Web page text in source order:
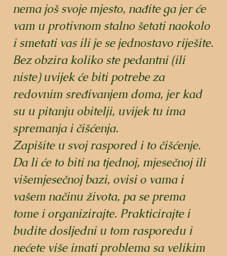
nema još svoje mjesto, nađite ga jer će
vam u protivnom stalno šetati naokolo
i smetati vas ili je se jednostavo riješite.
Bez obzira koliko ste pedantni (ili
niste) uvijek će biti potrebe za
redovnim sređivanjem doma, jer kad
su u pitanju obitelji, uvijek tu ima
spremanja i čišćenja.
Zapišite u svoj raspored i to čišćenje.
Da li će to biti na tjednoj, mjesečnoj ili
višemjesečnoj bazi, ovisi o vama i
vašem načinu života, pa se prema
tome i organizirajte. Prakticirajte i
budite dosljedni u tom rasporedu i
nećete više imati problema sa velikim